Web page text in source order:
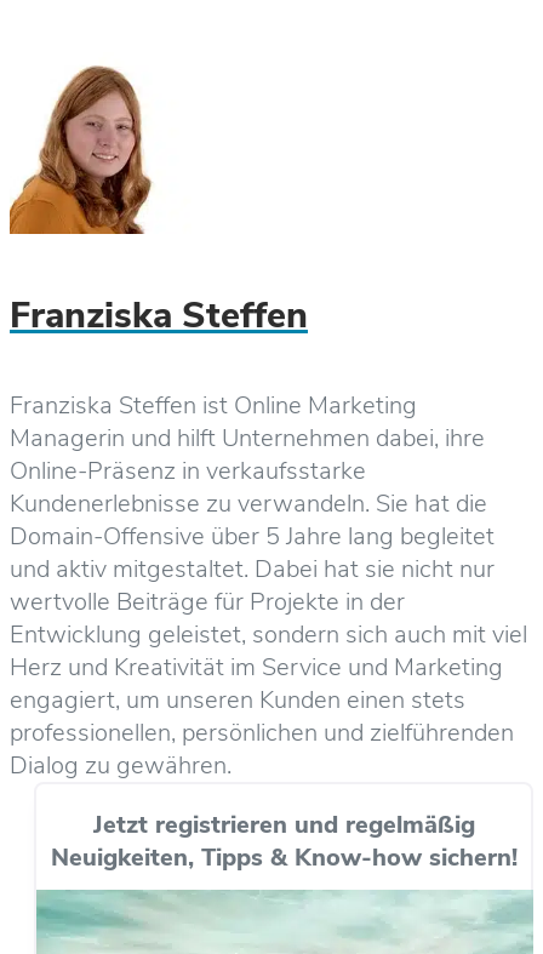
Franziska Steffen
Franziska Steffen ist Online Marketing
Managerin und hilft Unternehmen dabei, ihre
Online-Präsenz in verkaufsstarke
Kundenerlebnisse zu verwandeln. Sie hat die
Domain-Offensive über 5 Jahre lang begleitet
und aktiv mitgestaltet. Dabei hat sie nicht nur
wertvolle Beiträge für Projekte in der
Entwicklung geleistet, sondern sich auch mit viel
Herz und Kreativität im Service und Marketing
engagiert, um unseren Kunden einen stets
professionellen, persönlichen und zielführenden
Dialog zu gewähren.
Jetzt registrieren und regelmäßig
Neuigkeiten, Tipps & Know-how sichern!